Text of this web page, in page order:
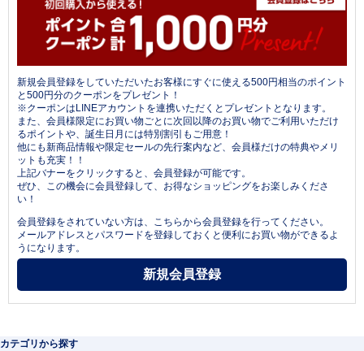
新規会員登録をしていただいたお客様にすぐに使える500円相当のポイント
と500円分のクーポンをプレゼント！
※クーポンはLINEアカウントを連携いただくとプレゼントとなります。
また、会員様限定にお買い物ごとに次回以降のお買い物でご利用いただけ
るポイントや、誕生日月には特別割引もご用意！
他にも新商品情報や限定セールの先行案内など、会員様だけの特典やメリ
ットも充実！！
上記バナーをクリックすると、会員登録が可能です。
ぜひ、この機会に会員登録して、お得なショッピングをお楽しみくださ
い！
会員登録をされていない方は、こちらから会員登録を行ってください。
メールアドレスとパスワードを登録しておくと便利にお買い物ができるよ
うになります。
カテゴリから探す